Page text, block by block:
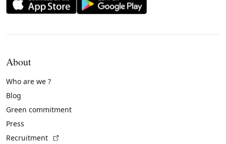
About
Who are we ?
Blog
Green commitment
Press
Recruitment